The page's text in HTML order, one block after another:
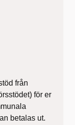
från
för er
betalas ut.